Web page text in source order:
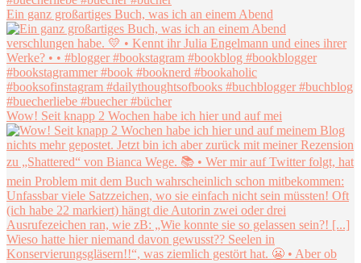
Ein ganz großartiges Buch, was ich an einem Abend
Wow! Seit knapp 2 Wochen habe ich hier und auf mei